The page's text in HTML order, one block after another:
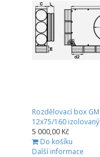
Rozdělovací box GM
12x75/160 izolovaný
5 000,00 Kč
Do košíku
Další informace